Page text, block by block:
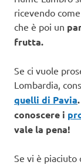
ricevendo
che è poi un
frutta.
Se ci vuole
Lombardia,
quelli di Pavia
conoscere i
vale la pena!
Se vi è